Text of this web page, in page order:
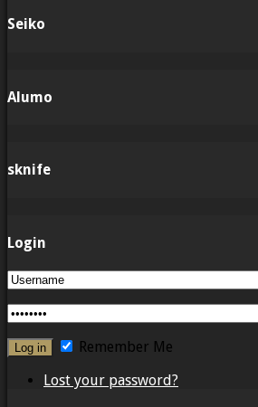
Seiko
Alumo
sknife
Login
Remember Me
Lost your password?